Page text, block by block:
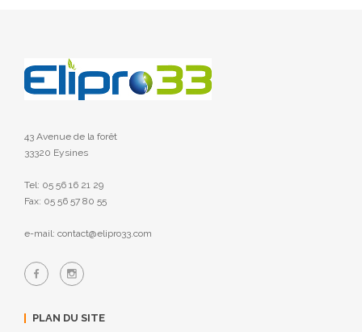
43 Avenue de la forêt
33320 Eysines
Tel: 05 56 16 21 29
Fax: 05 56 57 80 55
e-mail: contact@elipro33.com
PLAN DU SITE